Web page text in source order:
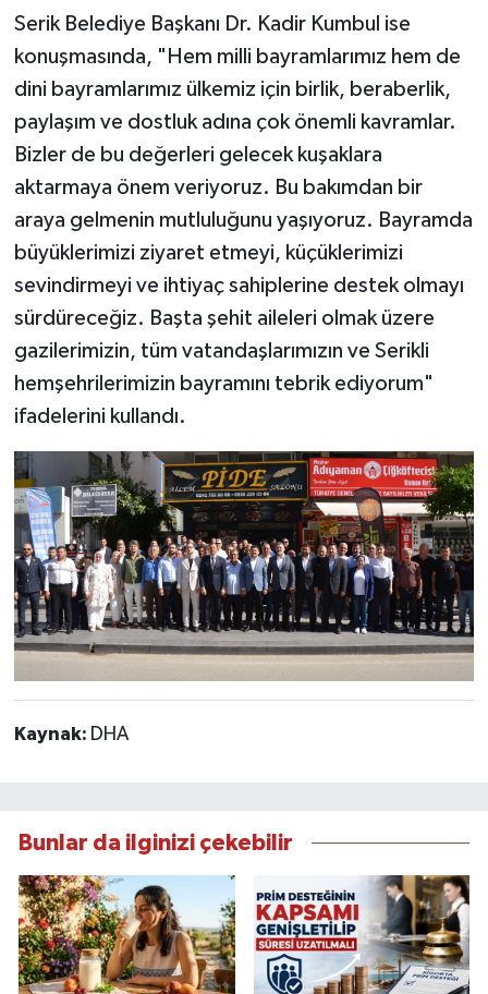
Serik Belediye Başkanı Dr. Kadir Kumbul ise
konuşmasında, "Hem milli bayramlarımız hem de
dini bayramlarımız ülkemiz için birlik, beraberlik,
paylaşım ve dostluk adına çok önemli kavramlar.
Bizler de bu değerleri gelecek kuşaklara
aktarmaya önem veriyoruz. Bu bakımdan bir
araya gelmenin mutluluğunu yaşıyoruz. Bayramda
büyüklerimizi ziyaret etmeyi, küçüklerimizi
sevindirmeyi ve ihtiyaç sahiplerine destek olmayı
sürdüreceğiz. Başta şehit aileleri olmak üzere
gazilerimizin, tüm vatandaşlarımızın ve Serikli
hemşehrilerimizin bayramını tebrik ediyorum"
ifadelerini kullandı.
Kaynak: DHA
Bunlar da ilginizi çekebilir